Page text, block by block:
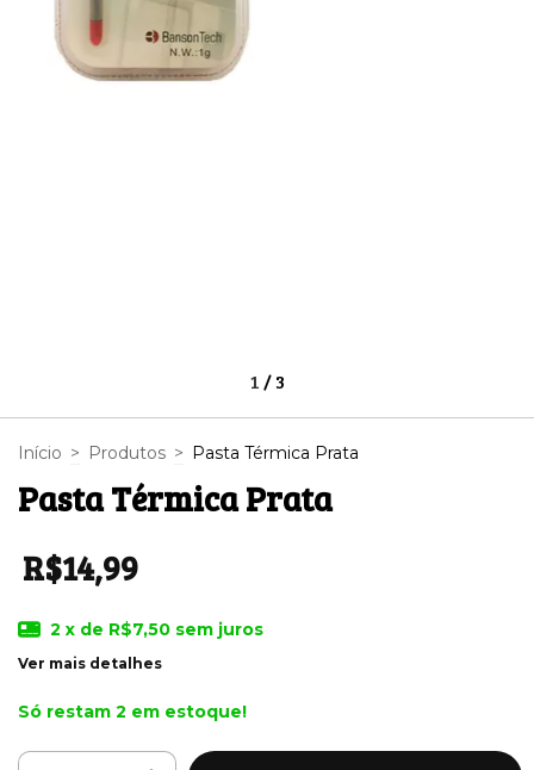
1 /3
Início > Produtos > Pasta Térmica Prata
Pasta Térmica Prata
R$14,99
2 x de R$7,50 sem juros
Ver mais detalhes
Só restam 2 em estoque!